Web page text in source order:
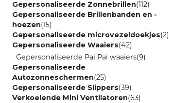
Gepersonaliseerde Zonnebrillen(112)
Gepersonaliseerde Brillenbanden en -
hoezen(15)
Gepersonaliseerde microvezeldoekjes(2)
Gepersonaliseerde Waaiers(42)
Gepersonaliseerde Pai Pai waaiers(9)
Gepersonaliseerde
Autozonneschermen(25)
Gepersonaliseerde Slippers(39)
Verkoelende Mini Ventilatoren(63)